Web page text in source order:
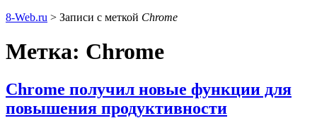
8-Web.ru > Записи с меткой Chrome
Метка: Chrome
Chrome получил новые функции для
повышения продуктивности